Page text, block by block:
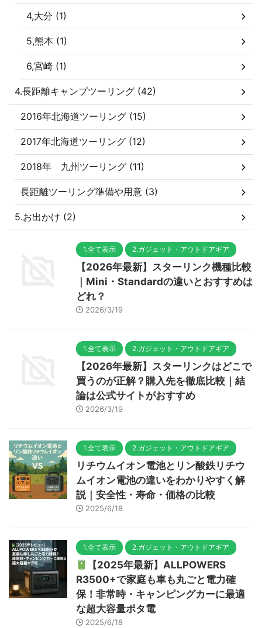
4,大分 (1)
5,熊本 (1)
6,宮崎 (1)
4.長距離キャンプツーリング (42)
2016年北海道ツーリング (15)
2017年北海道ツーリング (12)
2018年 九州ツーリング (11)
長距離ツーリング準備や用意 (3)
5.お出かけ (2)
1.全て表示 2.ガジェット・アウトドアギア
【2026年最新】スターリンク機種比較
｜Mini・Standardの違いとおすすめは
どれ？
2026/3/19
1.全て表示 2.ガジェット・アウトドアギア
【2026年最新】スターリンクはどこで
買うのが正解？購入先を徹底比較｜結
論は公式サイトがおすすめ
2026/3/19
1.全て表示 2.ガジェット・アウトドアギア
リチウムイオン電池とリン酸鉄リチウ
ムイオン電池の違いをわかりやすく解
説｜安全性・寿命・価格の比較
2025/6/18
1.全て表示 2.ガジェット・アウトドアギア
【2025年最新】ALLPOWERS
R3500+で家庭も車も丸ごと電力確
保！非常時・キャンピングカーに最適
な超大容量ポタ電
2025/6/18